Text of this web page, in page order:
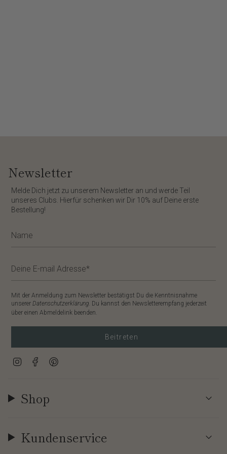
Newsletter
​Melde Dich jetzt zu unserem Newsletter an und werde Teil
unseres Clubs. Hierfür schenken wir Dir 10% auf Deine erste
Bestellung!
Mit der Anmeldung zum Newsletter bestätigst Du die Kenntnisnahme
unserer Datenschutzerklärung. Du kannst den Newsletterempfang jederzeit
über einen Abmeldelink beenden.
Beitreten
InstagramFacebook
Shop
Kundenservice